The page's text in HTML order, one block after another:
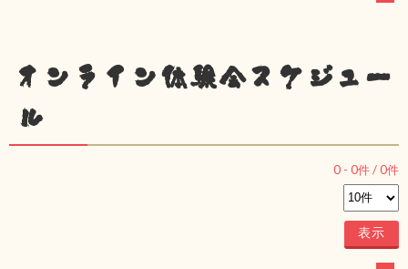
オンライン体験会スケジュー
ル
0 - 0件 /0件